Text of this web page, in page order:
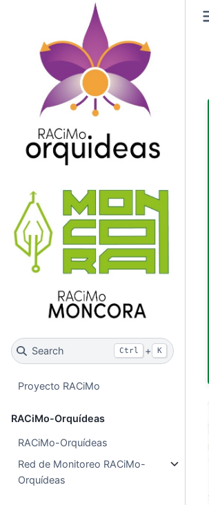
Search Ctrl + K
Proyecto RACiMo
RACiMo-Orquídeas
RACiMo-Orquídeas
Red de Monitoreo RACiMo-
Orquídeas